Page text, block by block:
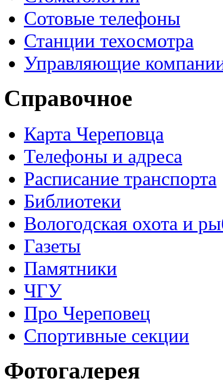
Сотовые телефоны
Станции техосмотра
Управляющие
Справочное
Карта Череповца
Телефоны и адреса
Расписание транспорта
Библиотеки
Вологодская охота и
Газеты
Памятники
ЧГУ
Про Череповец
Спортивные секции
Фотогалерея